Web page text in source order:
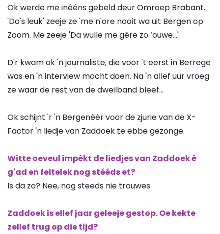
Ok werde me inééns gebeld deur Omroep Brabant.
'Da's leuk' zeeje ze 'me n'ore nooit wa uit Bergen op
Zoom. Me zeeje 'Da wulle me gère zo ‘ouwe…'
D'r kwam ok 'n journaliste, die voor 't eerst in Berrege
was en 'n interview mocht doen. Na 'n allef uur vroeg
ze waar de rest van de dweilband bleef…
Ok schijnt 'r 'n Bergenèèr voor de zjurie van de X-
Factor 'n liedje van Zaddoek te ebbe gezonge.
Witte oeveul impèkt de liedjes van Zaddoek è
g'ad en feitelek nog stééds et?
Is da zo? Nee, nog steeds nie trouwes.
Zaddoek is ellef jaar geleeje gestop. Oe kekte
zellef trug op die tijd?